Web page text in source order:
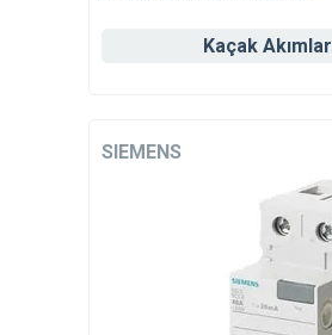
Kaçak Akımlar
SIEMENS